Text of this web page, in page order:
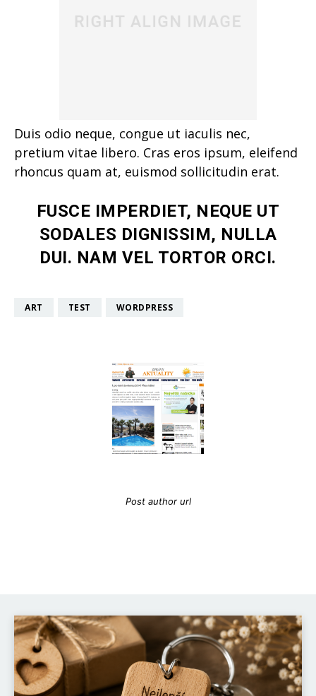
Duis odio neque, congue ut iaculis nec,
pretium vitae libero. Cras eros ipsum, eleifend
rhoncus quam at, euismod sollicitudin erat.
FUSCE IMPERDIET, NEQUE UT
SODALES DIGNISSIM, NULLA
DUI. NAM VEL TORTOR ORCI.
ART TEST WORDPRESS
Post author url